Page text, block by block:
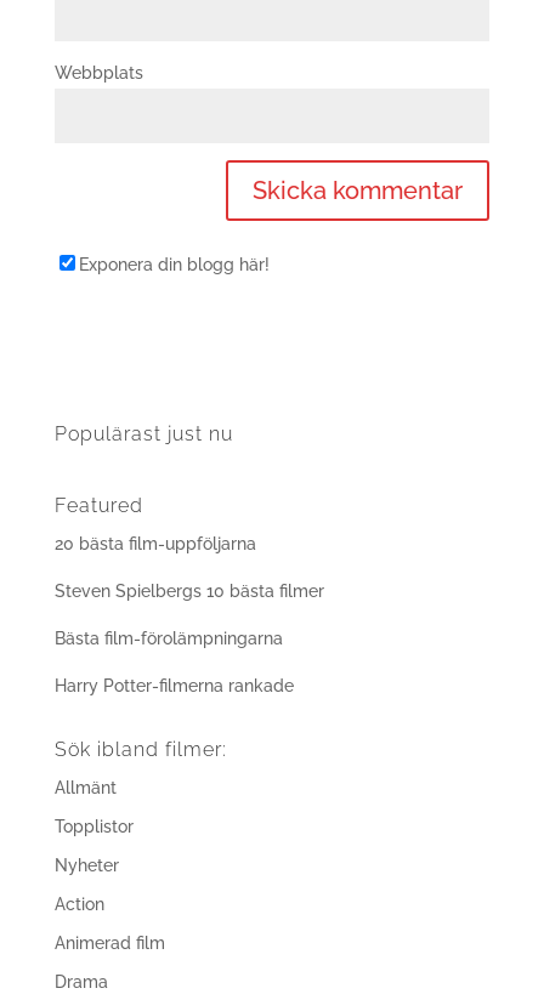
Webbplats
Exponera din blogg här!
Populärast just nu
Featured
20 bästa film-uppföljarna
Steven Spielbergs 10 bästa filmer
Bästa film-förolämpningarna
Harry Potter-filmerna rankade
Sök ibland filmer:
Allmänt
Topplistor
Nyheter
Action
Animerad film
Drama